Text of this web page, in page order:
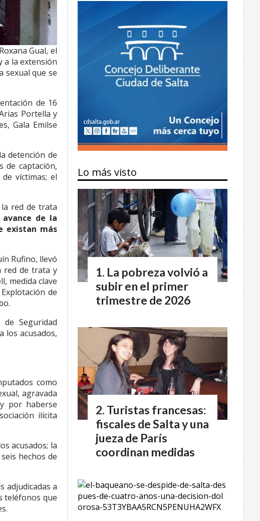
Gual, el
a la extensión
sexual que se
de 16
Portella y
Gala Emilse
detención de
de captación,
víctimas; el
red de trata
de la
existan más
Rufino, llevó
red de trata y
medida clave
de
Seguridad
los acusados,
como
agravada
por haberse
ilícita
acusados; la
hechos de
adjudicadas a
teléfonos que
Lo más visto
La pobreza volvió a
subir en el primer
trimestre de 2026
Turistas francesas:
fiscales de Salta y una
jueza de París
coordinan medidas